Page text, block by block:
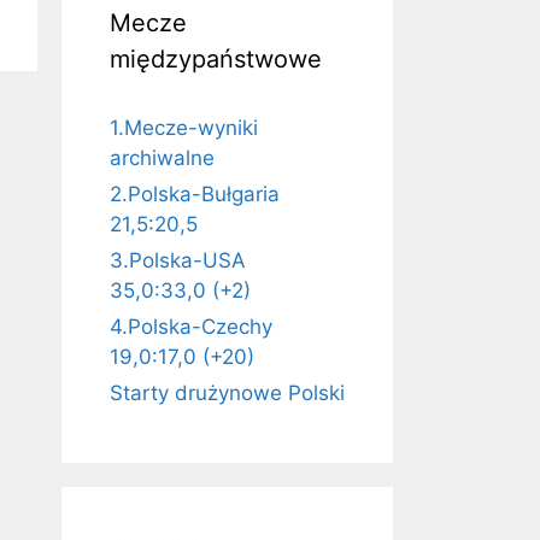
Mecze
międzypaństwowe
1.Mecze-wyniki
archiwalne
2.Polska-Bułgaria
21,5:20,5
3.Polska-USA
35,0:33,0 (+2)
4.Polska-Czechy
19,0:17,0 (+20)
Starty drużynowe Polski